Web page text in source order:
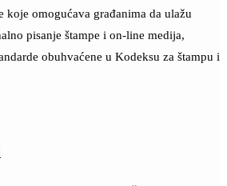
koje omogućava građanima da ulažu
pisanje štampe i on-line medija,
obuhvaćene u Kodeksu za štampu i